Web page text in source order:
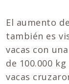
El aumento
también es
vacas con
de 100.000
vacas